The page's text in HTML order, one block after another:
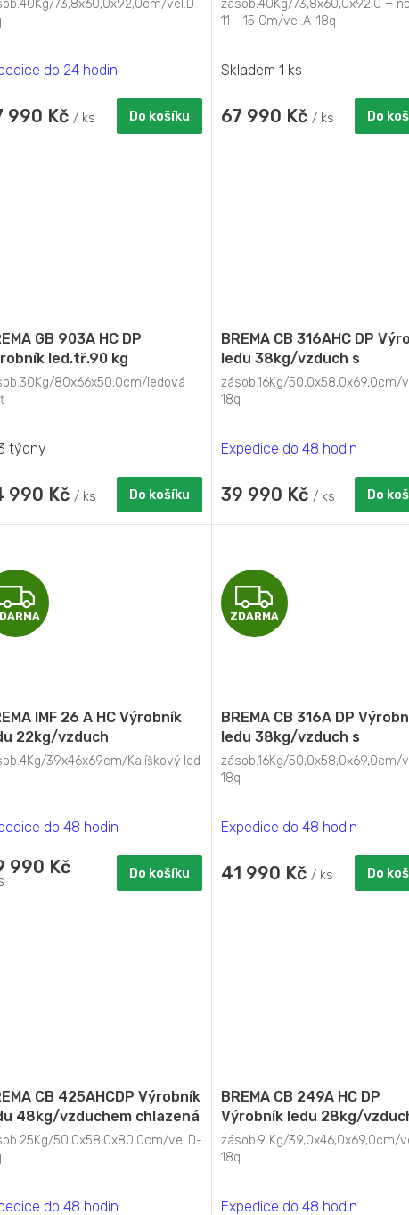
73,8x60,0x92,0cm/vel.D-
do 24 hodin
990 Kč / ks Do košíku
A
zásob.40Kg/73,8x60,0x92,0 +
11 - 15 Cm/vel.A-18q
Skladem 1 ks
67 990 Kč / ks Do
GB 903A HC DP
led.tř.90 kg
chlazený s
čerpadlem.
80x66x50,0cm/ledová
týdny
990 Kč / ks Do košíku
BREMA CB 316AHC DP
ledu 38kg/vzduch s
odtokovým čerpadlem
zásob.16Kg/50,0x58,0x69,0cm/
18q
Expedice do 48 hodin
39 990 Kč / ks Do
Z
D
R
M
IMF 26 A HC Výrobník
22kg/vzduch
39x46x69cm/Kalíškový led
do 48 hodin
990 Kč Do košíku
Z
D
R
M
ZDARMA
BREMA CB 316A DP
ledu 38kg/vzduch s
odtokovým čerpadlem
zásob.16Kg/50,0x58,0x69,0cm/
18q
Expedice do 48 hodin
41 990 Kč / ks Do
CB 425AHCDP Výrobník
48kg/vzduchem chlazená
čerpadlem
50,0x58,0x80,0cm/vel.D-
do 48 hodin
BREMA CB 249A HC DP
Výrobník ledu 28kg/
odtokovým čerpadlem
zásob.9 Kg/39,0x46,0x69,0cm/
18q
Expedice do 48 hodin